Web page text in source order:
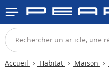
Accueil Habitat Maison